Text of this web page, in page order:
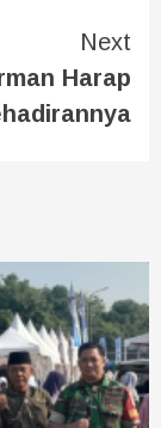
Next
Harap